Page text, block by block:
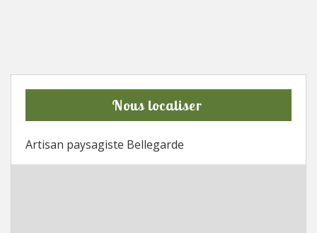
Nous localiser
Artisan paysagiste Bellegarde